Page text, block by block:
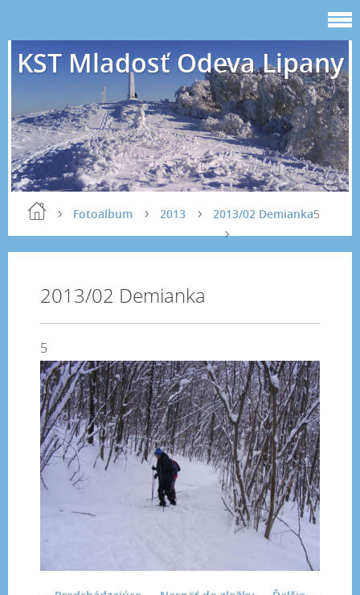
KST Mladosť Odeva Lipany
Fotoalbum 2013 2013/02 Demianka5
2013/02 Demianka
5